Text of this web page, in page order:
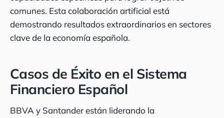
comunes. Esta colaboración artificial está
demostrando resultados extraordinarios en sectores
clave de la economía española.
Casos de Éxito en el Sistema
Financiero Español
BBVA y Santander están liderando la